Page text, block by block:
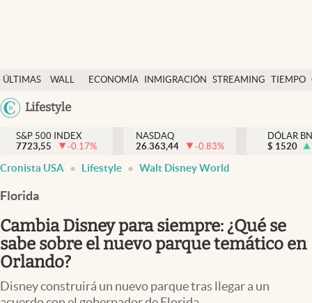
ÚLTIMAS
NOTICIAS
WALL
Y
DÓLAR
ECONOMÍA INMIGRACIÓN STREAMING TIEMPO
México
Lifestyle
Finanzas y economía
Wall Street y dólar
Inmigración
Espiritual
Streaming
PC y mobile
S&P 500 INDEX
7723,55
-0.17%
NASDAQ
26.363,44
-0.83%
DÓLAR
$ 1520
Cronista USA Lifestyle Walt Disney World
Florida
Cambia Disney para siempre: ¿Qué se
sabe sobre el nuevo parque temático en
Orlando?
Disney construirá un nuevo parque tras llegar a un